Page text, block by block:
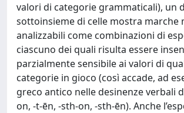
valori di categorie grammaticali), un
sottoinsieme di celle mostra marche
analizzabili come combinazioni di
ciascuno dei quali risulta essere
parzialmente sensibile ai valori di
categorie in gioco (così accade, ad
greco antico nelle desinenze verbali
on, -t-ēn, -sth-on, -sth-ēn). Anche